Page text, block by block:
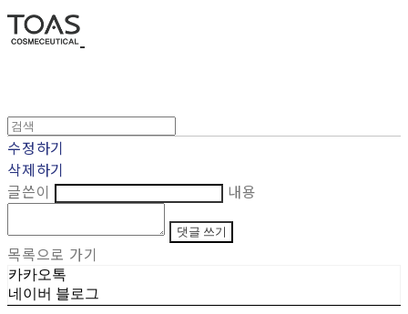
수정하기
삭제하기
글쓴이
내용
댓글 쓰기
목록으로 가기
카카오톡
네이버 블로그